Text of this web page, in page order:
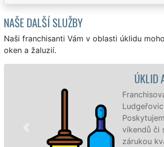
NAŠE DALŠÍ SLUŽBY
Naši franchisanti Vám v oblasti úklidu
oken a žaluzií.
ÚKLID A
Franchisová síť
Ludgeřovic
Poskytujeme náš
víkendů či státních
zárukou kvalitně